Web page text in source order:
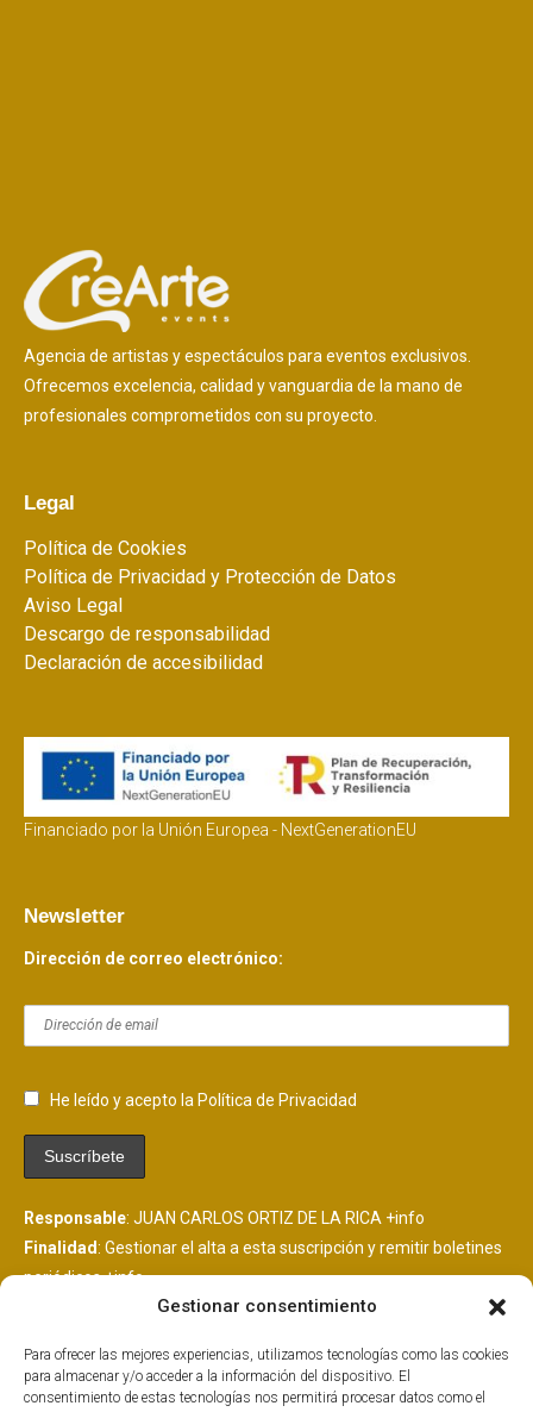
Gestionar consentimiento
Para ofrecer las mejores experiencias, utilizamos tecnologías como las cookies
para almacenar y/o acceder a la información del dispositivo. El
consentimiento de estas tecnologías nos permitirá procesar datos como el
Agencia de artistas y espectáculos para eventos exclusivos.
Ofrecemos excelencia, calidad y vanguardia de la mano de
profesionales comprometidos con su proyecto.
Legal
Política de Cookies
Política de Privacidad y Protección de Datos
Aviso Legal
Descargo de responsabilidad
Declaración de accesibilidad
Financiado por la Unión Europea - NextGenerationEU
Newsletter
Dirección de correo electrónico:
He leído y acepto la Política de Privacidad
Responsable: JUAN CARLOS ORTIZ DE LA RICA +info
Finalidad: Gestionar el alta a esta suscripción y remitir boletines
periódicos+info
: Consentimiento del interesado+info
de envío de boletines alojada en EEUU y suscrita al EU
PrivacyShield.+info